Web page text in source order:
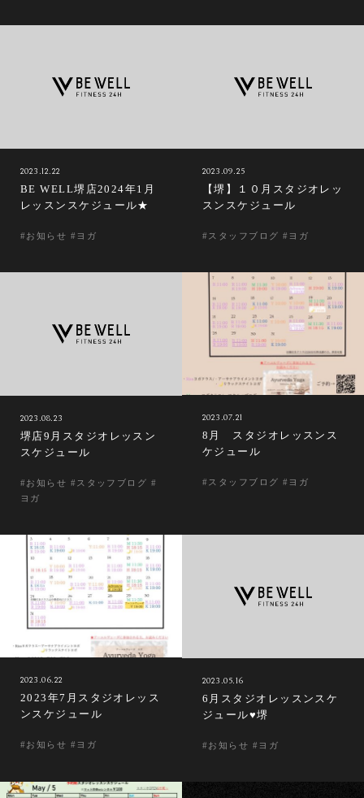
2023.12.22
BE WELL堺店2024年1月
レッスンスケジュール★
#お知らせ #ヨガ
2023.09.25
【堺】１０月スタジオレッ
スンスケジュール
#スタッフブログ #ヨガ
2023.08.23
堺店9月スタジオレッスン
スケジュール
#お知らせ #スタッフブログ #
ヨガ
2023.07.21
8月 スタジオレッスンス
ケジュール
#スタッフブログ #ヨガ
2023.06.22
2023年7月スタジオレッス
ンスケジュール
#お知らせ #ヨガ
2023.05.16
6月スタジオレッスンスケ
ジュール♥堺
#お知らせ #ヨガ